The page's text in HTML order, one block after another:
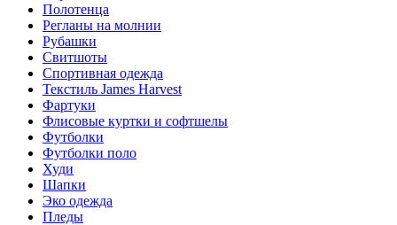
Полотенца
Регланы на молнии
Рубашки
Свитшоты
Спортивная одежда
Текстиль James Harvest
Фартуки
Флисовые куртки и софтшелы
Футболки
Футболки поло
Худи
Шапки
Эко одежда
Пледы